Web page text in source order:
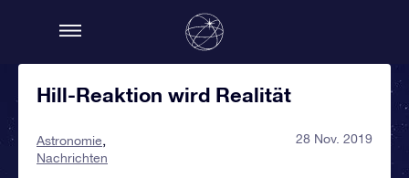
Hill-Reaktion wird Realität
Astronomie
Nachrichten
28 Nov. 2019